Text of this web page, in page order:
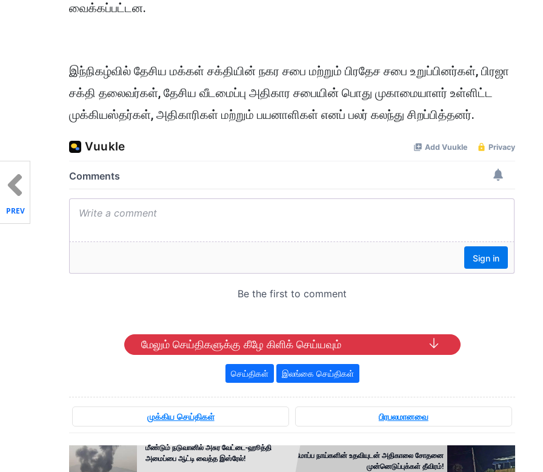
வைக்கப்பட்டன.
இந்நிகழ்வில் தேசிய மக்கள் சக்தியின் நகர சபை மற்றும் பிரதேச சபை உறுப்பினர்கள், பிரஜா
சக்தி தலைவர்கள், தேசிய வீடமைப்பு அதிகார சபையின் பொது முகாமையாளர் உள்ளிட்ட
முக்கியஸ்தர்கள், அதிகாரிகள் மற்றும் பயனாளிகள் எனப் பலர் கலந்து சிறப்பித்தனர்.
மேலும் செய்திகளுக்கு கீழே கிளிக் செய்யவும்
செய்திகள் இலங்கை செய்திகள்
முக்கிய செய்திகள் பிரபலமானவை
மீண்டும் நடுவானில் அசுர வேட்டை-ஹூத்தி
அமைப்பை ஆட்டி வைத்த இஸ்ரேல்!
மோப்ப நாய்களின் உதவியுடன் அதிகாலை சோதனை
முன்னெடுப்புக்கள் தீவிரம்!
PREV